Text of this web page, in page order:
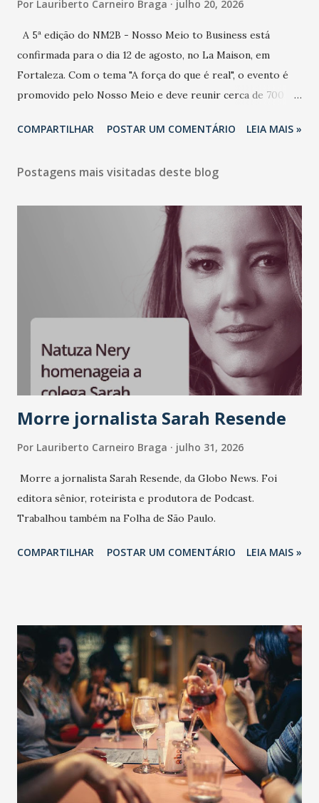
Por Lauriberto Carneiro Braga julho 20, 2026
A 5ª edição do NM2B - Nosso Meio to Business está
confirmada para o dia 12 de agosto, no La Maison, em
Fortaleza. Com o tema "A força do que é real", o evento é
promovido pelo Nosso Meio e deve reunir cerca de 700
e lideranças do Mercado Nacional. Desde 2022, o NM2B
de negócios do Nordeste, reunindo profissionais de marcas
LinkedIn, VISA, Grupo 3corações, TikTok e M. Dias Branco.
A nova edição chega em um momento em que autenticidade
e consistência ganham peso nas conversas sobre marca,
liderança e estratégia. - Vivemos um momento em que todo
mundo fala muito e poucos entregam de verdade. O NM2B
sempre existiu para dar palco a quem constrói com
consistência, e nesta edição isso fica ainda mais claro.
Vamos reforçar que ser genuíno sustenta a confiança entre
marcas, pessoas e mercado", afirma Tamires So...
COMPARTILHAR POSTAR UM COMENTÁRIO LEIA MAIS »
Postagens mais visitadas deste blog
Morre jornalista Sarah Resende
Por Lauriberto Carneiro Braga julho 31, 2026
Morre a jornalista Sarah Resende, da Globo News. Foi
editora sênior, roteirista e produtora de Podcast.
Trabalhou também na Folha de São Paulo.
COMPARTILHAR POSTAR UM COMENTÁRIO LEIA MAIS »